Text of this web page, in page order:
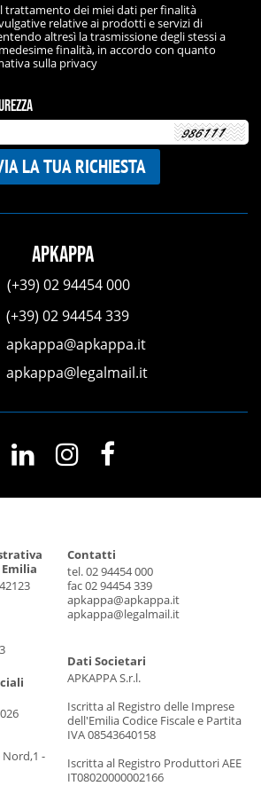
trattamento dei miei dati per finalità
relative ai prodotti e servizi di
altresì la trasmissione degli stessi a
finalità, in accordo con quanto
sulla privacy
APKAPPA
(+39) 02 94454 000
(+39) 02 94454 339
apkappa@apkappa.it
apkappa@legalmail.it
Nord,1 -
Contatti
tel. 02 94454 000
fac 02 94454 339
apkappa@apkappa.it
apkappa@legalmail.it
Dati Societari
APKAPPA S.r.l.
Iscritta al Registro delle Imprese
dell'Emilia Codice Fiscale e Partita
IVA 08543640158
Iscritta al Registro Produttori AEE
IT08020000002166